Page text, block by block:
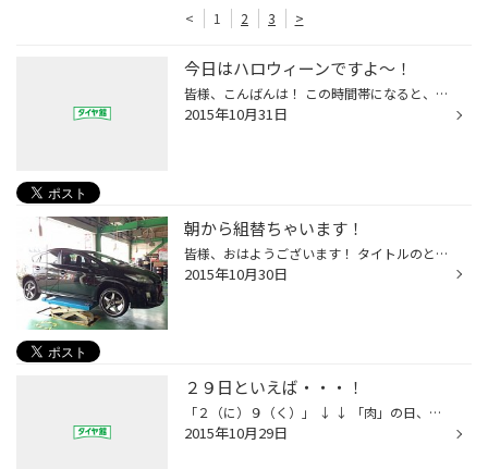
< 1 2 3 >
今日はハロウィーンですよ～！
皆様、こんばんは！ この時間帯になると、かなり寒くなってきましたね（－－；） 山山もジャンパー、出して着こんでおります！ 今日は世間では『ハロウィーン』です♪ 「ﾄﾘｯｸ ｵｱ ﾄﾘｰﾄ！」 お菓子、貰えましたか（＾＾＊）！？ 山山は自分にﾌﾟﾚｾﾞﾝﾄしましたよ（笑） 帰りましたら、、、もらいたいも...
2015年10月31日
朝から組替ちゃいます！
皆様、おはようございます！ タイトルのとおり、今日は組替作業から始まりました～！ プリウスさんには『ポテンザ Ｓ００１』を♪ そしてそして～～！ １１月から本格的なスタッドレスシーズンがやってまいりますぅ～～！！ 今から準備準備です（＾＾；） 段取り、しっかりしていきますよ～～♪\\（...
2015年10月30日
２９日といえば・・・！
「２（に）９（く）」 ↓ ↓ 「肉」の日、ですよね！ １０月もあと３日！ ハロウィンも控えてますし、楽しく過ごしたいですね（＾＾＊） 厚木店では、山山が不調ながらも「に～くぅ～；；」と呻いております・・・笑）
2015年10月29日